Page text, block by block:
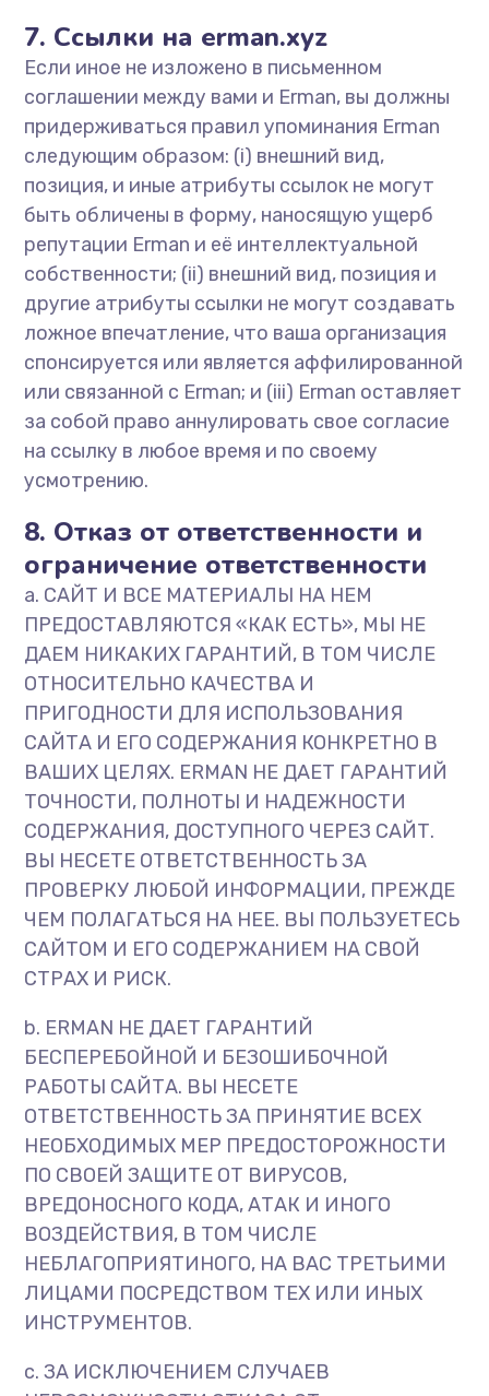
7. Ссылки на erman.xyz
Если иное не изложено в письменном
соглашении между вами и Erman, вы должны
придерживаться правил упоминания Erman
следующим образом: (i) внешний вид,
позиция, и иные атрибуты ссылок не могут
быть обличены в форму, наносящую ущерб
репутации Erman и её интеллектуальной
собственности; (ii) внешний вид, позиция и
другие атрибуты ссылки не могут создавать
ложное впечатление, что ваша организация
спонсируется или является аффилированной
или связанной с Erman; и (iii) Erman оставляет
за собой право аннулировать свое согласие
на ссылку в любое время и по своему
усмотрению.
8. Отказ от ответственности и
ограничение ответственности
a. САЙТ И ВСЕ МАТЕРИАЛЫ НА НЕМ
ПРЕДОСТАВЛЯЮТСЯ «КАК ЕСТЬ», МЫ НЕ
ДАЕМ НИКАКИХ ГАРАНТИЙ, В ТОМ ЧИСЛЕ
ОТНОСИТЕЛЬНО КАЧЕСТВА И
ПРИГОДНОСТИ ДЛЯ ИСПОЛЬЗОВАНИЯ
САЙТА И ЕГО СОДЕРЖАНИЯ КОНКРЕТНО В
ВАШИХ ЦЕЛЯХ. ERMAN НЕ ДАЕТ ГАРАНТИЙ
ТОЧНОСТИ, ПОЛНОТЫ И НАДЕЖНОСТИ
СОДЕРЖАНИЯ, ДОСТУПНОГО ЧЕРЕЗ САЙТ.
ВЫ НЕСЕТЕ ОТВЕТСТВЕННОСТЬ ЗА
ПРОВЕРКУ ЛЮБОЙ ИНФОРМАЦИИ, ПРЕЖДЕ
ЧЕМ ПОЛАГАТЬСЯ НА НЕЕ. ВЫ ПОЛЬЗУЕТЕСЬ
САЙТОМ И ЕГО СОДЕРЖАНИЕМ НА СВОЙ
СТРАХ И РИСК.
b. ERMAN НЕ ДАЕТ ГАРАНТИЙ
БЕСПЕРЕБОЙНОЙ И БЕЗОШИБОЧНОЙ
РАБОТЫ САЙТА. ВЫ НЕСЕТЕ
ОТВЕТСТВЕННОСТЬ ЗА ПРИНЯТИЕ ВСЕХ
НЕОБХОДИМЫХ МЕР ПРЕДОСТОРОЖНОСТИ
ПО СВОЕЙ ЗАЩИТЕ ОТ ВИРУСОВ,
ВРЕДОНОСНОГО КОДА, АТАК И ИНОГО
ВОЗДЕЙСТВИЯ, В ТОМ ЧИСЛЕ
НЕБЛАГОПРИЯТИНОГО, НА ВАС ТРЕТЬИМИ
ЛИЦАМИ ПОСРЕДСТВОМ ТЕХ ИЛИ ИНЫХ
ИНСТРУМЕНТОВ.
c. ЗА ИСКЛЮЧЕНИЕМ СЛУЧАЕВ